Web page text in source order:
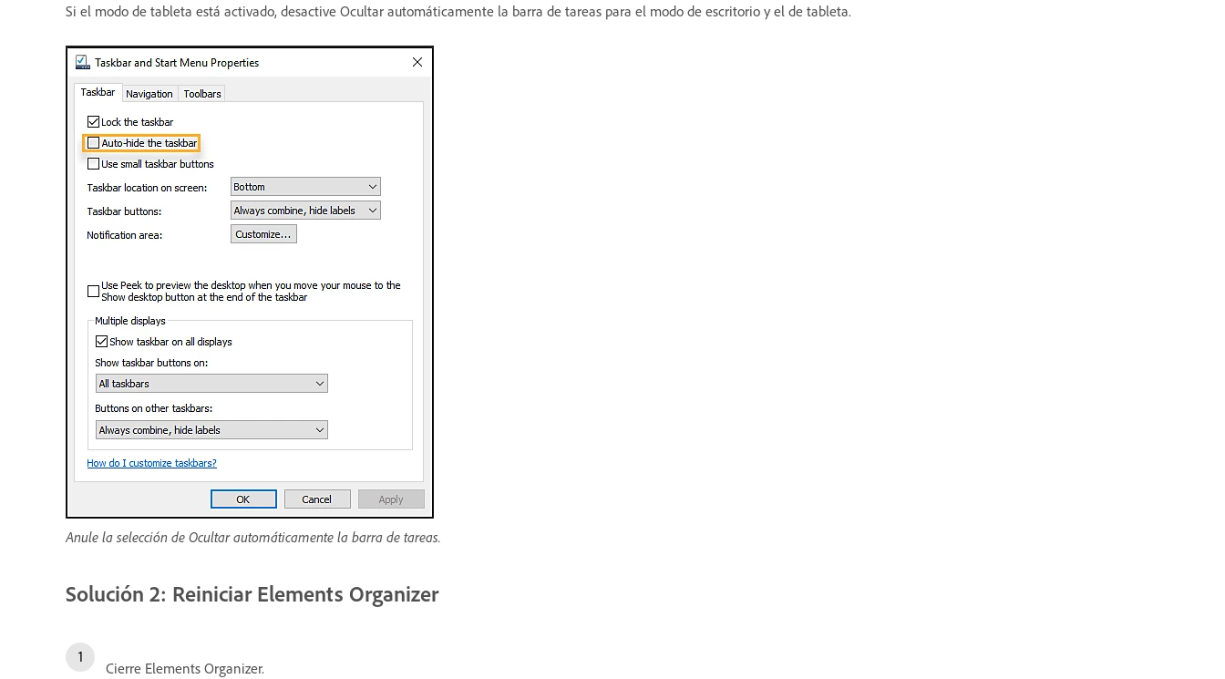
Si el modo de tableta está activado, desactive Ocultar automáticamente la barra de tareas para el modo de escritorio y el de tableta.
Anule la selección de Ocultar automáticamente la barra de tareas.
Solución 2: Reiniciar Elements Organizer
Cierre Elements Organizer.